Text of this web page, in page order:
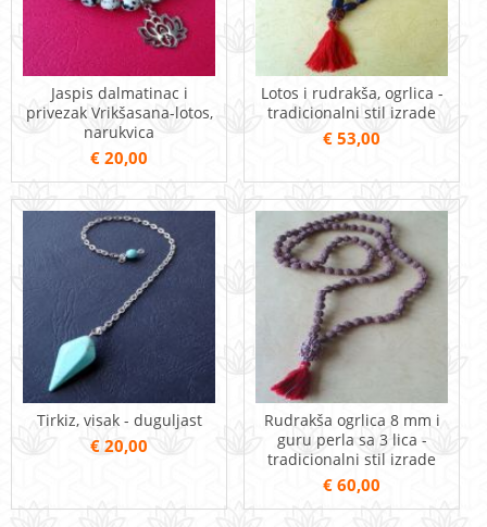
Jaspis dalmatinac i
privezak Vrikšasana-lotos,
narukvica
€ 20,00
Lotos i rudrakša, ogrlica -
tradicionalni stil izrade
€ 53,00
Tirkiz, visak - duguljast
€ 20,00
Rudrakša ogrlica 8 mm i
guru perla sa 3 lica -
tradicionalni stil izrade
€ 60,00